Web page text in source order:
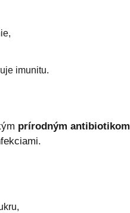
imunitu.
prírodným antibiotikom